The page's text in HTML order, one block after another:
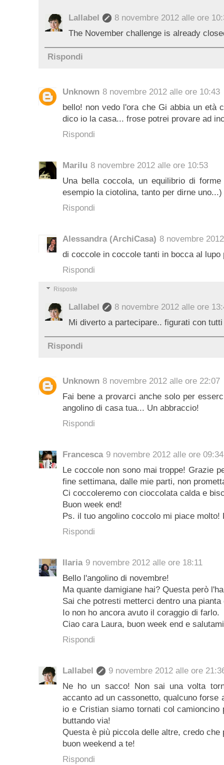
Lallabel
8 novembre 2012 alle ore
The November challenge is already
Rispondi
Unknown 8 novembre 2012 alle ore 10:43
bello! non vedo l'ora che Gi abbia un età
dico io la casa... frose potrei provare ad
Rispondi
Marilu 8 novembre 2012 alle ore 10:53
Una bella coccola, un equilibrio di
esempio la ciotolina, tanto per dirne uno...)
Rispondi
Alessandra (ArchiCasa) 8 novembre
di coccole in coccole tanti in bocca al lupo
Rispondi
Risposte
Lallabel
8 novembre 2012 alle ore
Mi diverto a partecipare.. figurati con
Rispondi
Unknown 8 novembre 2012 alle ore 22:07
Fai bene a provarci anche solo per
angolino di casa tua... Un abbraccio!
Rispondi
Francesca 9 novembre 2012 alle ore 09:34
Le coccole non sono mai troppe! Grazie
fine settimana, dalle mie parti, non
Ci coccoleremo con cioccolata calda e
Buon week end!
Ps. il tuo angolino coccolo mi piace
Rispondi
Ilaria 9 novembre 2012 alle ore 18:11
Bello l'angolino di novembre!
Ma quante damigiane hai? Questa però
Sai che potresti metterci dentro una pianta
Io non ho ancora avuto il coraggio di farlo.
Ciao cara Laura, buon week end e
Rispondi
Lallabel
9 novembre 2012 alle ore
Ne ho un sacco! Non sai una volta
accanto ad un cassonetto, qualcuno
io e Cristian siamo tornati col
buttando via!
Questa è più piccola delle altre, credo
buon weekend a te!
Rispondi